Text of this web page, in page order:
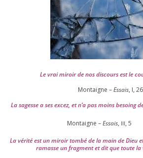
Le vrai miroir de nos dis­cours est le
Montaigne –Essais, I, 26
La sagesse a ses excez, et n’a pas moins besoing
Montaigne –Essais, III, 5
La véri­té est un miroir tom­bé de la main de Dieu
ramasse un frag­ment et dit que toute la